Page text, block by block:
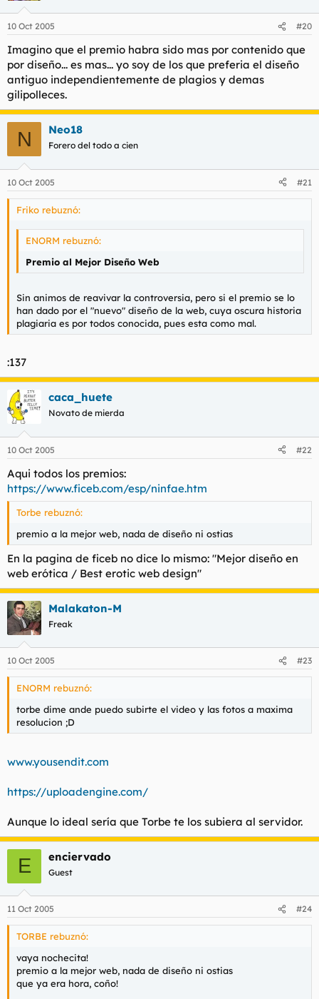
10 Oct 2005 #20
Imagino que el premio habra sido mas por contenido que
por diseño... es mas... yo soy de los que preferia el diseño
antiguo independientemente de plagios y demas
gilipolleces.
N Neo18
Forero del todo a cien
10 Oct 2005 #21
Friko rebuznó:
ENORM rebuznó:
Premio al Mejor Diseño Web
Sin animos de reavivar la controversia, pero si el premio se lo
han dado por el "nuevo" diseño de la web, cuya oscura historia
plagiaria es por todos conocida, pues esta como mal.
:137
caca_huete
Novato de mierda
10 Oct 2005 #22
Aqui todos los premios:
https://www.ficeb.com/esp/ninfae.htm
Torbe rebuznó:
premio a la mejor web, nada de diseño ni ostias
En la pagina de ficeb no dice lo mismo: "Mejor diseño en
web erótica / Best erotic web design"
Malakaton-M
Freak
10 Oct 2005 #23
ENORM rebuznó:
torbe dime ande puedo subirte el video y las fotos a maxima
resolucion ;D
www.yousendit.com
https://uploadengine.com/
Aunque lo ideal sería que Torbe te los subiera al servidor.
E enciervado
Guest
11 Oct 2005 #24
TORBE rebuznó:
vaya nochecita!
premio a la mejor web, nada de diseño ni ostias
que ya era hora, coño!